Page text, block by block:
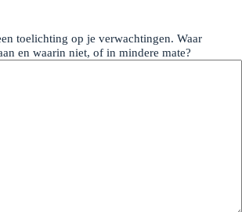
toelichting op je verwachtingen. Waar
en waarin niet, of in mindere mate?